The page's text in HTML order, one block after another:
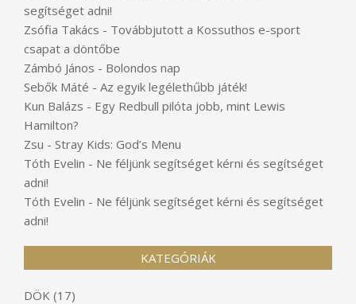
segítséget adni!
Zsófia Takács - Továbbjutott a Kossuthos e-sport
csapat a döntőbe
Zámbó János - Bolondos nap
Sebők Máté - Az egyik legélethűbb játék!
Kun Balázs - Egy Redbull pilóta jobb, mint Lewis
Hamilton?
Zsu - Stray Kids: God’s Menu
Tóth Evelin - Ne féljünk segítséget kérni és segítséget
adni!
Tóth Evelin - Ne féljünk segítséget kérni és segítséget
adni!
KATEGÓRIÁK
DÖK (17)